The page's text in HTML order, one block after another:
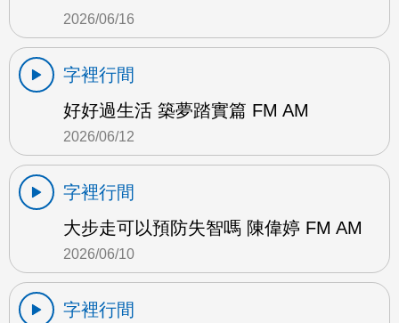
2026/06/16
字裡行間
好好過生活 築夢踏實篇 FM AM
2026/06/12
字裡行間
大步走可以預防失智嗎 陳偉婷 FM AM
2026/06/10
字裡行間